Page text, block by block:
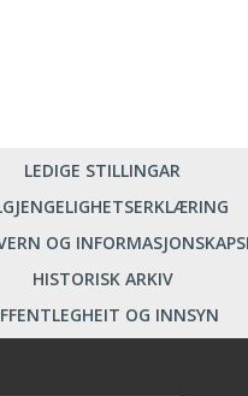
LEDIGE STILLINGAR
OG
HISTORISK ARKIV
OG INNSYN